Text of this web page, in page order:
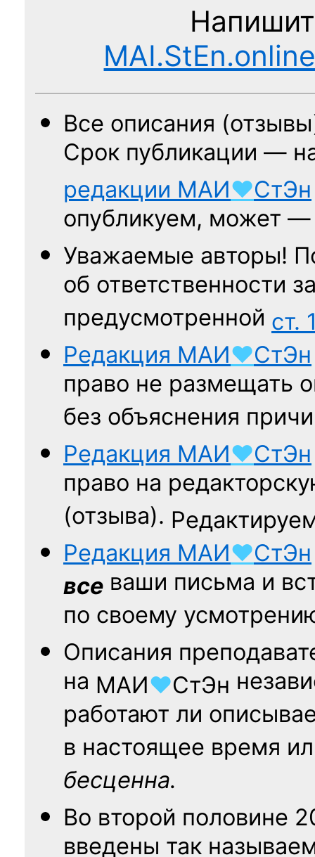
Все описания
Срок публикации —
редакции МАИ♥СтЭн
опубликуем, может
Уважаемые авторы!
об ответственности
предусмотренной ст.
Редакция МАИ♥СтЭн
право не размещать
без объяснения
Редакция МАИ♥СтЭн
право на
(отзыва).
Редакция МАИ♥СтЭн
все ваши письма и
по своему
Описания
на МАИ♥СтЭн
работают ли
в настоящее время
бесценна.
Во второй половине
введены так